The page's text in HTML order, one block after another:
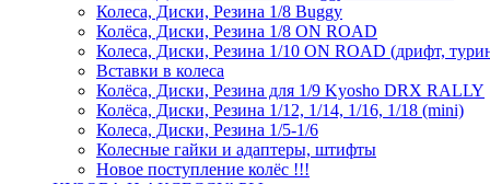
Колеса, Диски, Резина 1/8 Buggy
Колёса, Диски, Резина 1/8 ON ROAD
Колеса, Диски, Резина 1/10 ON ROAD (дрифт,
Вставки в колеса
Колёса, Диски, Резина для 1/9 Kyosho DRX RALLY
Колёса, Диски, Резина 1/12, 1/14, 1/16, 1/18 (mini)
Колеса, Диски, Резина 1/5-1/6
Колесные гайки и адаптеры, штифты
Новое поступление колёс !!!